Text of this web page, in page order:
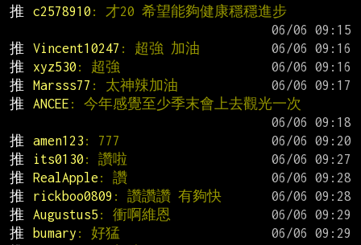
推
c2578910 : 才20 希望能夠健康穩穩進步
推
Vincent10247 : 超強 加油
推
xyz530 : 超強
推
Marsss77 : 太神辣加油
推
ANCEE : 今年感覺至少季末會上去觀光一次
推
amen123 : 777
推
its0130 : 讚啦
推
RealApple : 讚
推
rickboo0809 : 讚讚讚 有夠快
推
Augustus5 : 衝啊維恩
推
bumary : 好猛